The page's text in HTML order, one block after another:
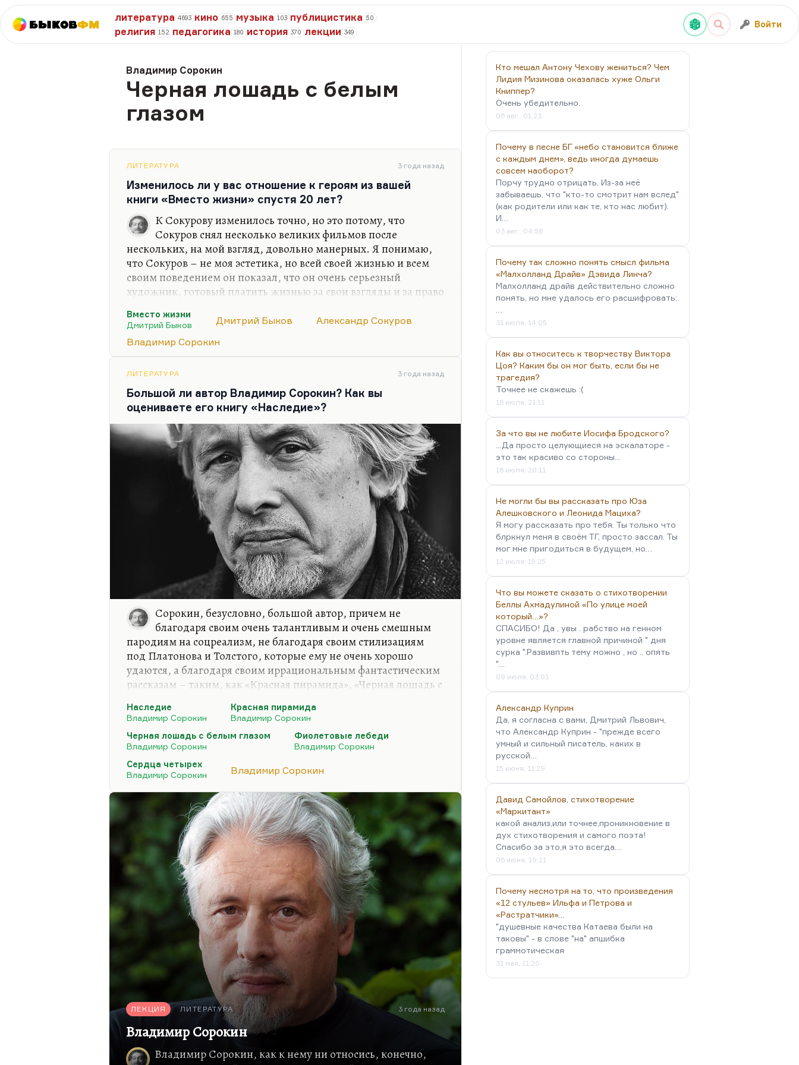
БыковФМ
литература 4693 кино 655 музыка 103 публицистика 50
религия 152 педагогика 180 история 370 лекции 349
Войти
Владимир Сорокин
Черная лошадь с белым
глазом
ЛИТЕРАТУРА 3 года назад
Изменилось ли у вас отношение к героям из вашей
книги «Вместо жизни» спустя 20 лет?
К Сокурову изменилось точно, но это потому, что
Сокуров снял несколько великих фильмов после
нескольких, на мой взгляд, довольно манерных. Я понимаю,
что Сокуров – не моя эстетика, но всей своей жизнью и всем
своим поведением он показал, что он очень серьезный
художник, готовый платить жизнью за свои взгляды и за право
предполагал, он оказался талантливее. Он снял несколько
фильмов (прежде всего, «Солнце», «Русский ковчег», наверное,
и «Фауст», хотя пафос его мне не нравится – пафос фильма, в
понравились, в отличие, скажем, от «Спаси и сохрани»,
которое мне не понравилось…
Вместо жизни
Дмитрий Быков
Дмитрий Быков
Александр Сокуров
Владимир Сорокин
ЛИТЕРАТУРА 3 года назад
Большой ли автор Владимир Сорокин? Как вы
оцениваете его книгу «Наследие»?
Сорокин, безусловно, большой автор, причем не
благодаря своим очень талантливым и очень смешным
пародиям на соцреализм, не благодаря своим стилизациям
под Платонова и Толстого, которые ему не очень хорошо
удаются, а благодаря своим иррациональным фантастическим
рассказам – таким, как «Красная пирамида», «Черная лошадь с
точный социальный диагност и прогнозист. Но для того,
чтобы написать «День опричника», не надо быть великим
писателем. Достаточно посмотреть, что делается и прочитать
«Князя Серебряного». Последнюю точку в разговоре о
современном авторе ставить нельзя, но он первоклассный
писатель. Лучшей из его вещей мне кажется…
Наследие
Владимир Сорокин
Красная пирамида
Владимир Сорокин
Черная лошадь с белым глазом
Владимир Сорокин
Фиолетовые лебеди
Владимир Сорокин
Сердца четырех
Владимир Сорокин
Владимир Сорокин
ЛЕКЦИЯ ЛИТЕРАТУРА 3 года назад
Владимир Сорокин
Владимир Сорокин, как к нему ни относись, конечно,
Кто мешал Антону Чехову жениться? Чем
Лидия Мизинова оказалась хуже Ольги
Книппер?
Очень убедительно.
06 авг., 01:23
Почему в песне БГ «небо становится ближе
с каждым днем», ведь иногда думаешь
совсем наоборот?
Порчу трудно отрицать. Из-за неё
забываешь, что "кто-то смотрит нам вслед"
(как родители или как те, кто нас любит).
И…
03 авг., 04:58
Почему так сложно понять смысл фильма
«Малхолланд Драйв» Дэвида Линча?
Малхолланд драйв действительно сложно
понять, но мне удалось его расшифровать:
31 июля, 14:05
Как вы относитесь к творчеству Виктора
Цоя? Каким бы он мог быть, если бы не
трагедия?
Точнее не скажешь :(
16 июля, 21:11
За что вы не любите Иосифа Бродского?
...Да просто целующиеся на эскалаторе -
это так красиво со стороны...
16 июля, 20:11
Не могли бы вы рассказать про Юза
Алешковского и Леонида Мациха?
Я могу рассказать про тебя. Ты только что
блркнул меня в своём ТГ, просто зассал. Ты
мог мне пригодиться в будущем, но…
12 июля, 15:25
Что вы можете сказать о стихотворении
Беллы Ахмадулиной «По улице моей
который…»?
СПАСИБО! Да , увы . рабство на генном
уровне является главной причиной " дня
сурка ".Развивпть тему можно , но .. опять
"…
09 июля, 03:01
Александр Куприн
Да, я согласна с вами, Дмитрий Львович,
что Александр Куприн - "прежде всего
умный и сильный писатель, каких в
русской…
15 июня, 11:29
Давид Самойлов, стихотворение
«Маркитант»
какой анализ,или точнее,проникновение в
дух стихотворения и самого поэта!
Спасибо за это,я это всегда…
06 июня, 19:21
Почему несмотря на то, что произведения
«12 стульев» Ильфа и Петрова и
«Растратчики»…
"душевные качества Катаева были на
таковы" - в слове "на" апшибка
граммотическая
31 мая, 11:20